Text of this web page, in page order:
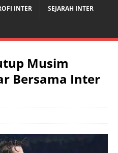
INTER SEJARAH INTER
Musim
Bersama Inter